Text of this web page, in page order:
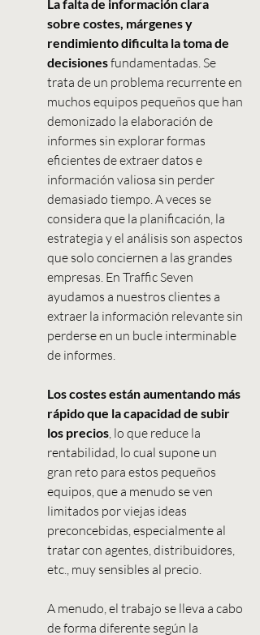
La falta de información clara
sobre costes, márgenes y
rendimiento dificulta la toma de
decisiones fundamentadas. Se
trata de un problema recurrente en
muchos equipos pequeños que han
demonizado la elaboración de
informes sin explorar formas
eficientes de extraer datos e
información valiosa sin perder
demasiado tiempo. A veces se
considera que la planificación, la
estrategia y el análisis son aspectos
que solo conciernen a las grandes
empresas. En Traffic Seven
ayudamos a nuestros clientes a
extraer la información relevante sin
perderse en un bucle interminable
de informes.
Los costes están aumentando más
rápido que la capacidad de subir
los precios, lo que reduce la
rentabilidad, lo cual supone un
gran reto para estos pequeños
equipos, que a menudo se ven
limitados por viejas ideas
preconcebidas, especialmente al
tratar con agentes, distribuidores,
etc., muy sensibles al precio.
A menudo, el trabajo se lleva a cabo
de forma diferente según la